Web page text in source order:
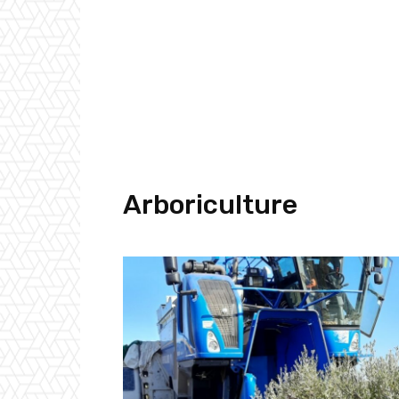
Arboriculture